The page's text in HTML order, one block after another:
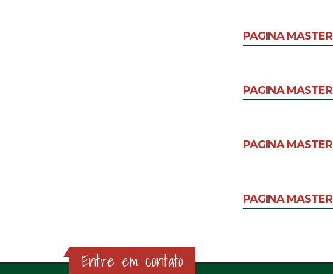
PAGINA MASTER
PAGINA MASTER
PAGINA MASTER
PAGINA MASTER
Entre em contato